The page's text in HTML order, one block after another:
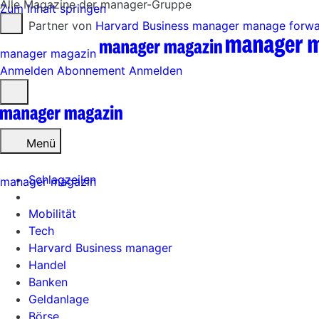
Zum Inhalt springen
Partner von Harvard Business manager manage
manager magazin
Anmelden Abonnement Anmelden
öffnen
Menü
Schlagzeilen
Mobilität
Tech
Harvard Business manager
Handel
Banken
Geldanlage
Börse
Alle Magazine der manager-Gruppe
manager magazin